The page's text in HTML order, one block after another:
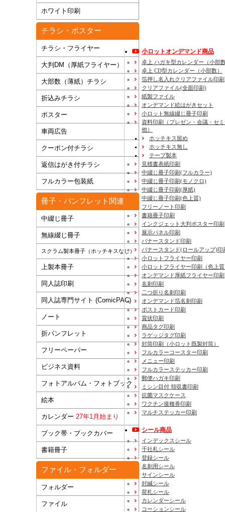
ホワイト印刷
チラシ・ポスター
チラシ・フライヤー
大判DM（厚紙フライヤー）
大部数（薄紙）チラシ
折込みチラシ
ポスター
車両広告
クーポン付チラシ
返信はがき付チラシ
フルカラー包装紙
冊子・パンフレット関連
中綴じ冊子
無線綴じ冊子
スクラム製本冊子（ホッチキスなし）
上製本冊子
同人誌印刷
同人誌専門サイト (ComicPAC)
ノート
折パンフレット
フリーペーパー
ビジネス資料
フォトアルバム・フォトブック
絵本
カレンダー 27年1月始まり
ブック帯・ブックカバー
書籍冊子
ファイル・フォルダー
フォルダー
ファイル
小ロットオンデマンド商品
卓上 ハガキ型カレンダー（小部
卓上 CD型カレンダー（小部数）
箔押し名入れクリアファイル印刷
クリアファイル(全面印刷)
紙製ファイル
オンデマンド絵はがきセット
小ロット無線綴じ冊子印刷
資料印刷
（プレゼン・会議・セ
他）
ホッチキス留め
ホッチキス無し
テープ製本
見積書表紙印刷
中綴じ冊子印刷(フルカラー)
中綴じ冊子印刷(モノクロ)
中綴じ冊子印刷(厚紙)
中綴じ冊子印刷(色上質)
フリーノート印刷
書籍冊子印刷
インクジェット大判ポスター印刷
展示パネル印刷
バナースタンド印刷
バナースタンド(ロールアップ)印
小ロットフライヤー印刷
小ロットフライヤー印刷（色上
オンデマンド厚紙フライヤー印刷
名刺印刷
二つ折り名刺印刷
オンデマンド箔名刺印刷
ポストカード印刷
賞状印刷
商品タグ印刷
ラゲッジタグ印刷
封筒印刷
（小ロット既製封筒）
フルカラーコースター印刷
メニュー印刷
フルカラーステッカー印刷
郵便ハガキ印刷
ミシン目付 領収書印刷
抗菌マスクケース
ワクチン接種券印刷
マルチステッカー印刷
シール商品
インデックスシール
千社札シール
登録シール
名刺用シール
サインシール
封緘シール
荷札シール
カレンダーシール
コーションシール